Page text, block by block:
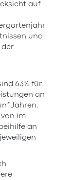
auf
und
der
63% für
an
Jahren.
von im
an